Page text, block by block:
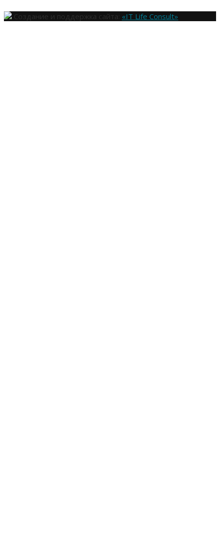
Создание и поддержка сайта: «IT Life Consult»